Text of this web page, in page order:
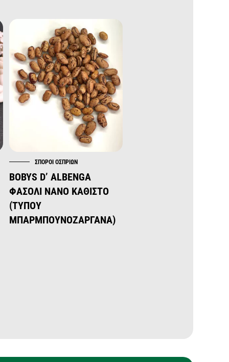
ΣΠΌΡΟΙ ΟΣΠΡΊΩΝ
BOBYS D’ ALBENGA
ΦΑΣΟΛΙ ΝΑΝΟ ΚΑΘΙΣΤΟ
(ΤΎΠΟΥ
ΜΠΑΡΜΠΟΥΝΟΖΑΡΓΆΝΑ)